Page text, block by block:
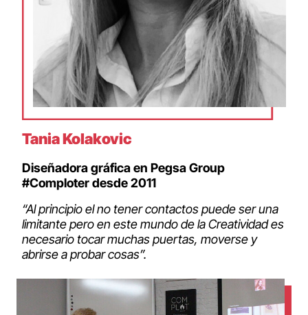
Tania Kolakovic
Diseñadora gráfica en Pegsa Group
#Comploter desde 2011
“Al principio el no tener contactos puede ser una
limitante pero en este mundo de la Creatividad es
necesario tocar muchas puertas, moverse y
abrirse a probar cosas”.